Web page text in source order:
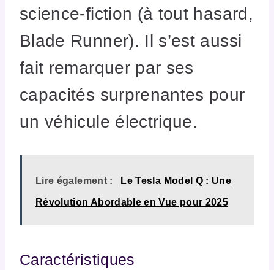
science-fiction (à tout hasard,
Blade Runner). Il s’est aussi
fait remarquer par ses
capacités surprenantes pour
un véhicule électrique.
Lire également : Le Tesla Model Q : Une
Révolution Abordable en Vue pour 2025
Caractéristiques